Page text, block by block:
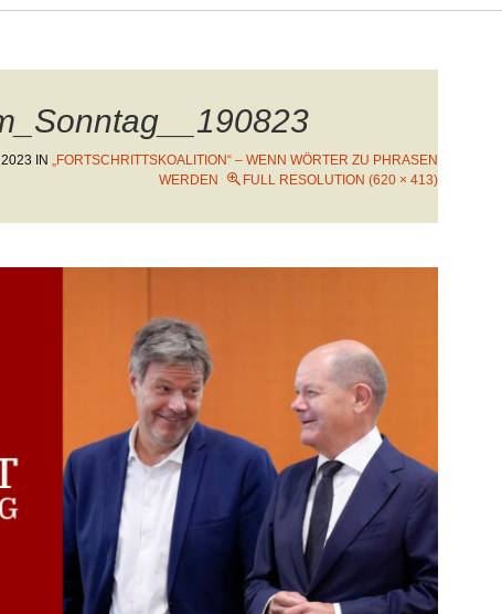
IN „FORTSCHRITTSKOALITION“ – WENN WÖRTER ZU PHRASEN
WERDEN
FULL RESOLUTION (620 × 413)